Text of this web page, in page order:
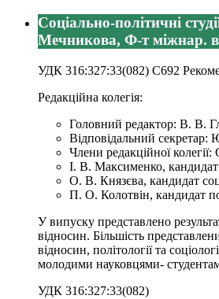
Соціально-політичні
Мечникова, Ф-т міжнар.
УДК 316:327:33(082) С692
Редакційна колегія:
Головний редактор: В. В.
Відповідальний
Члени редакційної
І. В. Максименко,
О. В. Князєва, кандидат
П. О. Колотвін, кандидат
У випуску представлено
відносин. Більшість
відносин, політології та
молодими науковцями-
УДК 316:327:33(082)